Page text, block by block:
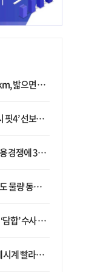
XC60 T8의 두 얼굴
생태계 확장 ‘시동’
나 등 새 얼굴 대거 합류
선두 수성 ‘시험대’
개 업체, 8개 제품 가격 담합”
셋·메리츠는 ‘거리두기’